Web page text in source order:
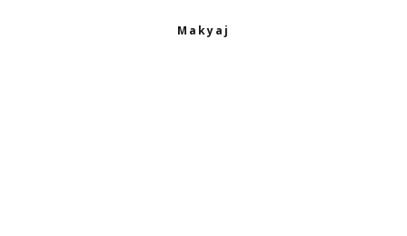
Makyaj